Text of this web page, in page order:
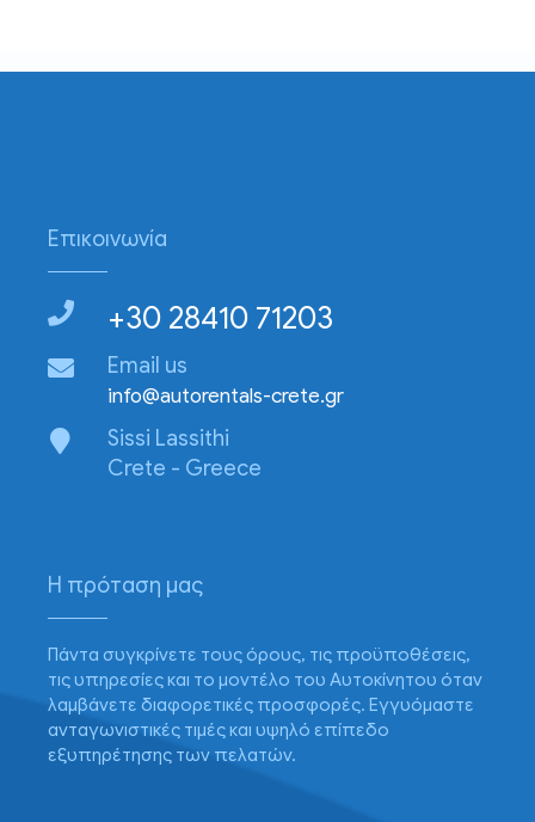
Επικοινωνία
+30 28410 71203
Email us
info@autorentals-crete.gr
Sissi Lassithi
Crete - Greece
Η πρόταση μας
Πάντα συγκρίνετε τους όρους, τις προϋποθέσεις,
τις υπηρεσίες και το μοντέλο του Αυτοκίνητου όταν
λαμβάνετε διαφορετικές προσφορές. Εγγυόμαστε
ανταγωνιστικές τιμές και υψηλό επίπεδο
εξυπηρέτησης των πελατών.